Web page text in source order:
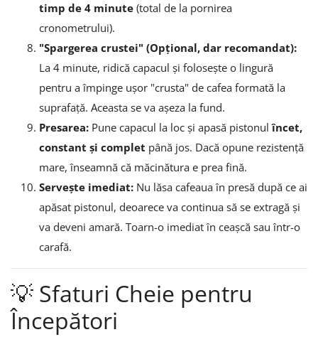
timp de 4 minute (total de la pornirea
cronometrului).
"Spargerea crustei" (Opțional, dar recomandat):
La 4 minute, ridică capacul și folosește o lingură
pentru a împinge ușor "crusta" de cafea formată la
suprafață. Aceasta se va așeza la fund.
Presarea: Pune capacul la loc și apasă pistonulîncet,
constant și complet până jos. Dacă opune rezistență
mare, înseamnă că măcinătura e prea fină.
Servește imediat: Nu lăsa cafeaua în presă după ce ai
apăsat pistonul, deoarece va continua să se extragă și
va deveni amară. Toarn-o imediat în ceașcă sau într-o
carafă.
💡 Sfaturi Cheie pentru
Începători